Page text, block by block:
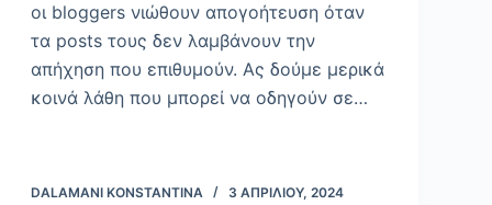
οι bloggers νιώθουν απογοήτευση όταν
τα posts τους δεν λαμβάνουν την
απήχηση που επιθυμούν. Ας δούμε μερικά
κοινά λάθη που μπορεί να οδηγούν σε…
DALAMANI KONSTANTINA 3 ΑΠΡΙΛΊΟΥ, 2024